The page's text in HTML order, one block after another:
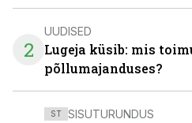
2
UUDISED
Lugeja küsib: mis
põllumajanduses?
ST SISUTURUNDUS